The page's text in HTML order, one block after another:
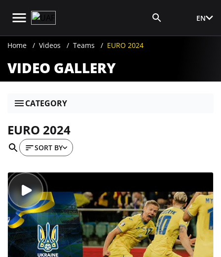
EN
Home Videos Teams EURO 2024
VIDEO GALLERY
CATEGORY
EURO 2024
SORT BY